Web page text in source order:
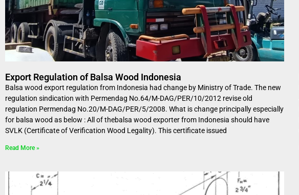
Export Regulation of Balsa Wood Indonesia
Balsa wood export regulation from Indonesia had change by Ministry of Trade. The new
regulation sindication with Permendag No.64/M-DAG/PER/10/2012 revise old
regulation Permendag No.20/M-DAG/PER/5/2008. What is change principally especially
for balsa wood as below : All of thebalsa wood exporter from Indonesia should have
SVLK (Certificate of Verification Wood Legality). This certificate issued
Read More »